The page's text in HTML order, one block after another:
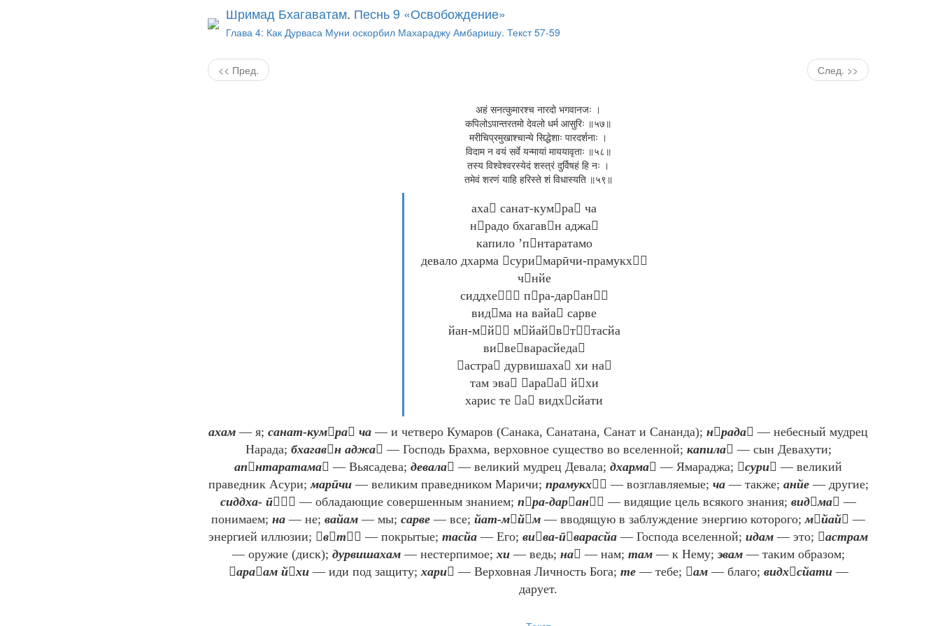
Шримад Бхагаватам. Песнь 9 «Освобождение»
Глава 4: Как Дурваса Муни оскорбил Махараджу Амбаришу. Текст 57-59
<< Пред. След. >>
अहं सनत्कुमारश्च नारदो भगवानजः ।
कपिलोऽपान्तरतमो देवलो धर्म आसुरिः ॥५७॥
मरीचिप्रमुखाश्चान्ये सिद्धेशाः पारदर्शनाः ।
विदाम न वयं सर्वे यन्मायां माययावृताः ॥५८॥
तस्य विश्वेश्वरस्येदं शस्त्रं दुर्विषहं हि नः ।
तमेवं शरणं याहि हरिस्ते शं विधास्यति ॥५९॥
аха санат-кумра ча
нрадо бхагавн аджа
капило ’пнтаратамо
девало дхарма суримарӣчи-прамукх
чнйе
сиддхе пра-даран
видма на вайа сарве
йан-мй мйайвттасйа
вивеварасйеда
астра дурвишаха хи на
там эва араа йхи
харис те а видхсйати
ахам — я; санат-кумра ча — и четверо Кумаров (Санака, Санатана, Санат и Сананда); нрада — небесный мудрец
Нарада; бхагавн аджа — Господь Брахма, верховное существо во вселенной; капила — сын Девахути;
апнтаратама — Вьясадева; девала — великий мудрец Девала; дхарма — Ямараджа; сури — великий
праведник Асури;марӣчи— великим праведником Маричи; прамукх — возглавляемые; ча— также; анйе— другие;
сиддха- ӣ — обладающие совершенным знанием; пра-даран — видящие цель всякого знания; видма —
понимаем; на — не; вайам — мы; сарве — все; йат-мйм — вводящую в заблуждение энергию которого;мйай —
энергией иллюзии; вт — покрытые; тасйа — Его; вива-ӣварасйа — Господа вселенной; идам — это; астрам
— оружие (диск); дурвишахам— нестерпимое;хи— ведь; на — нам; там— к Нему;эвам— таким образом;
араам йхи— иди под защиту;хари — Верховная Личность Бога; те— тебе; ам— благо; видхсйати—
дарует.